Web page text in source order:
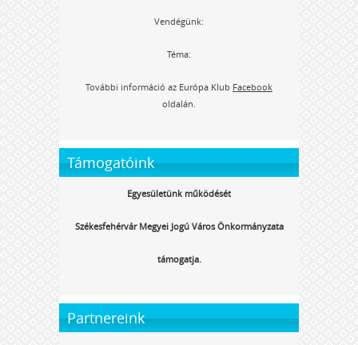
Vendégünk:
Téma:
További információ az Európa Klub Facebook
oldalán.
Támogatóink
Egyesületünk működését
Székesfehérvár Megyei Jogú Város Önkormányzata
támogatja.
Partnereink